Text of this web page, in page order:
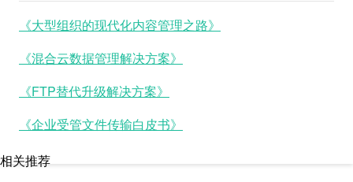
《大型组织的现代化内容管理之路》
《混合云数据管理解决方案》
《FTP替代升级解决方案》
《企业受管文件传输白皮书》
相关推荐